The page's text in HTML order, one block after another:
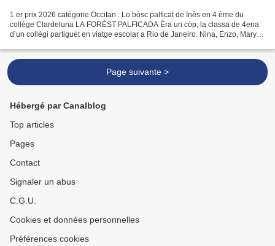
1 er prix 2026 catégorie Occitan : Lo bòsc palficat de Inès en 4 ème du
collège Clardeluna LA FORÈST PALFICADA Èra un còp, la classa de 4ena
d’un collègi partiguèt en viatge escolar a Rio de Janeiro. Nina, Enzo, Mary e
Page suivante >
Hébergé par Canalblog
Top articles
Pages
Contact
Signaler un abus
C.G.U.
Cookies et données personnelles
Préférences cookies